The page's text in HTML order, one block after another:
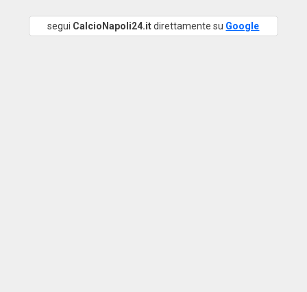
segui CalcioNapoli24.itdirettamente su Google